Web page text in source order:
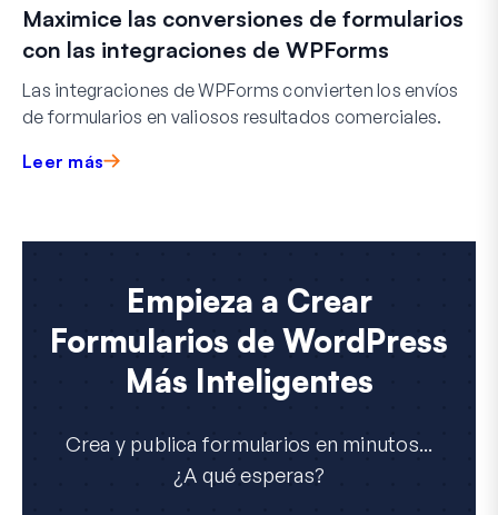
Maximice las conversiones de formularios
con las integraciones de WPForms
Las integraciones de WPForms convierten los envíos
de formularios en valiosos resultados comerciales.
Leer más
Empieza a Crear
Formularios de WordPress
Más Inteligentes
Crea y publica formularios en minutos...
¿A qué esperas?